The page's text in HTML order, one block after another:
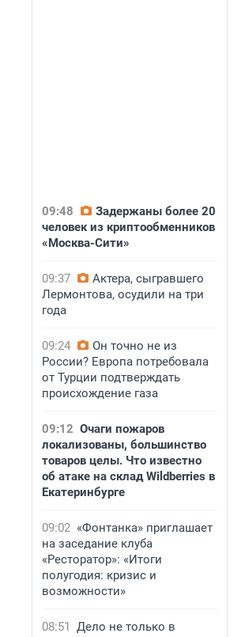
09:48
Задержаны более 20
человек из криптообменников
«Москва-Сити»
09:37
Актера, сыгравшего
Лермонтова, осудили на три
года
09:24
Он точно не из
России? Европа потребовала
от Турции подтверждать
происхождение газа
09:12 Очаги пожаров
локализованы, большинство
товаров целы. Что известно
об атаке на склад Wildberries в
Екатеринбурге
09:02 «Фонтанка» приглашает
на заседание клуба
«Ресторатор»: «Итоги
полугодия: кризис и
возможности»
08:51 Дело не только в